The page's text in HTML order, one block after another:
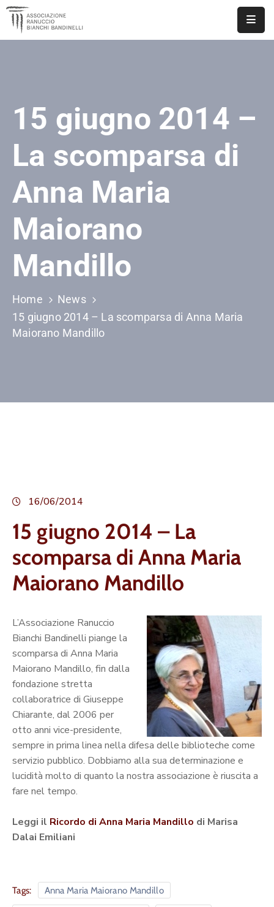
DOCUMENTI
PUBBLICAZIONI
CONTATTI
15 giugno 2014 –
La scomparsa di
Anna Maria
Maiorano
Mandillo
Home
News
15 giugno 2014 – La scomparsa di Anna Maria
Maiorano Mandillo
16/06/2014
15 giugno 2014 – La
scomparsa di Anna Maria
Maiorano Mandillo
L’Associazione Ranuccio
Bianchi Bandinelli piange la
scomparsa di Anna Maria
Maiorano Mandillo, fin dalla
fondazione stretta
collaboratrice di Giuseppe
Chiarante, dal 2006 per
otto anni vice-presidente,
sempre in prima linea nella difesa delle biblioteche come
servizio pubblico. Dobbiamo alla sua determinazione e
lucidità molto di quanto la nostra associazione è riuscita a
fare nel tempo.
Leggi il Ricordo di Anna Maria Mandillo di Marisa
Dalai Emiliani
Tags: Anna Maria Maiorano Mandillo